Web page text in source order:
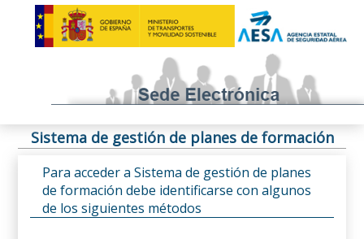
Sistema de gestión de planes de formación
Para acceder a Sistema de gestión de planes
de formación debe identificarse con algunos
de los siguientes métodos